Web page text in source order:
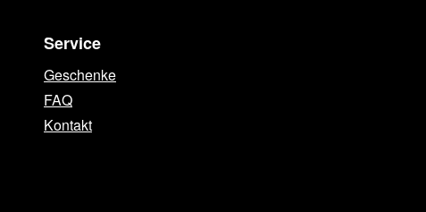
Service
Geschenke
FAQ
Kontakt